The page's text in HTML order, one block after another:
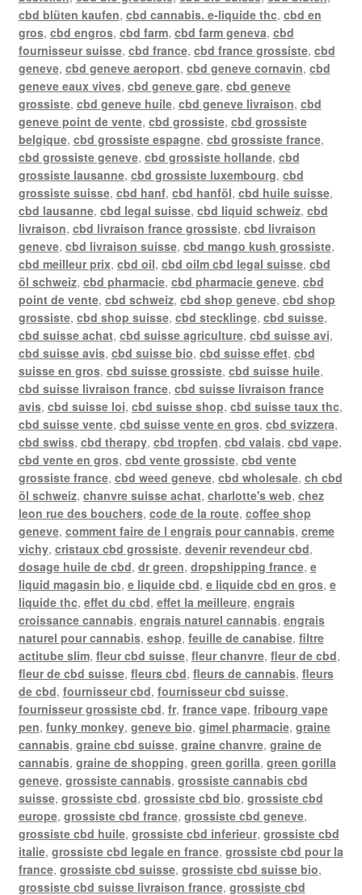
cbd blüten kaufen, cbd cannabis. e-liquide thc, cbd en
gros, cbd engros, cbd farm, cbd farm geneva, cbd
fournisseur suisse, cbd france, cbd france grossiste, cbd
geneve, cbd geneve aeroport, cbd geneve cornavin, cbd
geneve eaux vives, cbd geneve gare, cbd geneve
grossiste, cbd geneve huile, cbd geneve livraison, cbd
geneve point de vente, cbd grossiste, cbd grossiste
belgique, cbd grossiste espagne, cbd grossiste france,
cbd grossiste geneve, cbd grossiste hollande, cbd
grossiste lausanne, cbd grossiste luxembourg, cbd
grossiste suisse, cbd hanf, cbd hanföl, cbd huile suisse,
cbd lausanne, cbd legal suisse, cbd liquid schweiz, cbd
livraison, cbd livraison france grossiste, cbd livraison
geneve, cbd livraison suisse, cbd mango kush grossiste,
cbd meilleur prix, cbd oil, cbd oilm cbd legal suisse, cbd
öl schweiz, cbd pharmacie, cbd pharmacie geneve, cbd
point de vente, cbd schweiz, cbd shop geneve, cbd shop
grossiste, cbd shop suisse, cbd stecklinge, cbd suisse,
cbd suisse achat, cbd suisse agriculture, cbd suisse avi,
cbd suisse avis, cbd suisse bio, cbd suisse effet, cbd
suisse en gros, cbd suisse grossiste, cbd suisse huile,
cbd suisse livraison france, cbd suisse livraison france
avis, cbd suisse loi, cbd suisse shop, cbd suisse taux thc,
cbd suisse vente, cbd suisse vente en gros, cbd svizzera,
cbd swiss, cbd therapy, cbd tropfen, cbd valais, cbd vape,
cbd vente en gros, cbd vente grossiste, cbd vente
grossiste france, cbd weed geneve, cbd wholesale, ch cbd
öl schweiz, chanvre suisse achat, charlotte's web, chez
leon rue des bouchers, code de la route, coffee shop
geneve, comment faire de l engrais pour cannabis, creme
vichy, cristaux cbd grossiste, devenir revendeur cbd,
dosage huile de cbd, dr green, dropshipping france, e
liquid magasin bio, e liquide cbd, e liquide cbd en gros, e
liquide thc, effet du cbd, effet la meilleure, engrais
croissance cannabis, engrais naturel cannabis, engrais
naturel pour cannabis, eshop, feuille de canabise, filtre
actitube slim, fleur cbd suisse, fleur chanvre, fleur de cbd,
fleur de cbd suisse, fleurs cbd, fleurs de cannabis, fleurs
de cbd, fournisseur cbd, fournisseur cbd suisse,
fournisseur grossiste cbd, fr, france vape, fribourg vape
pen, funky monkey, geneve bio, gimel pharmacie, graine
cannabis, graine cbd suisse, graine chanvre, graine de
cannabis, graine de shopping, green gorilla, green gorilla
geneve, grossiste cannabis, grossiste cannabis cbd
suisse, grossiste cbd, grossiste cbd bio, grossiste cbd
europe, grossiste cbd france, grossiste cbd geneve,
grossiste cbd huile, grossiste cbd inferieur, grossiste cbd
italie, grossiste cbd legale en france, grossiste cbd pour la
france, grossiste cbd suisse, grossiste cbd suisse bio,
grossiste cbd suisse livraison france, grossiste cbd